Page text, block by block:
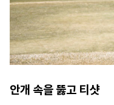
안개 속을 뚫고 티샷